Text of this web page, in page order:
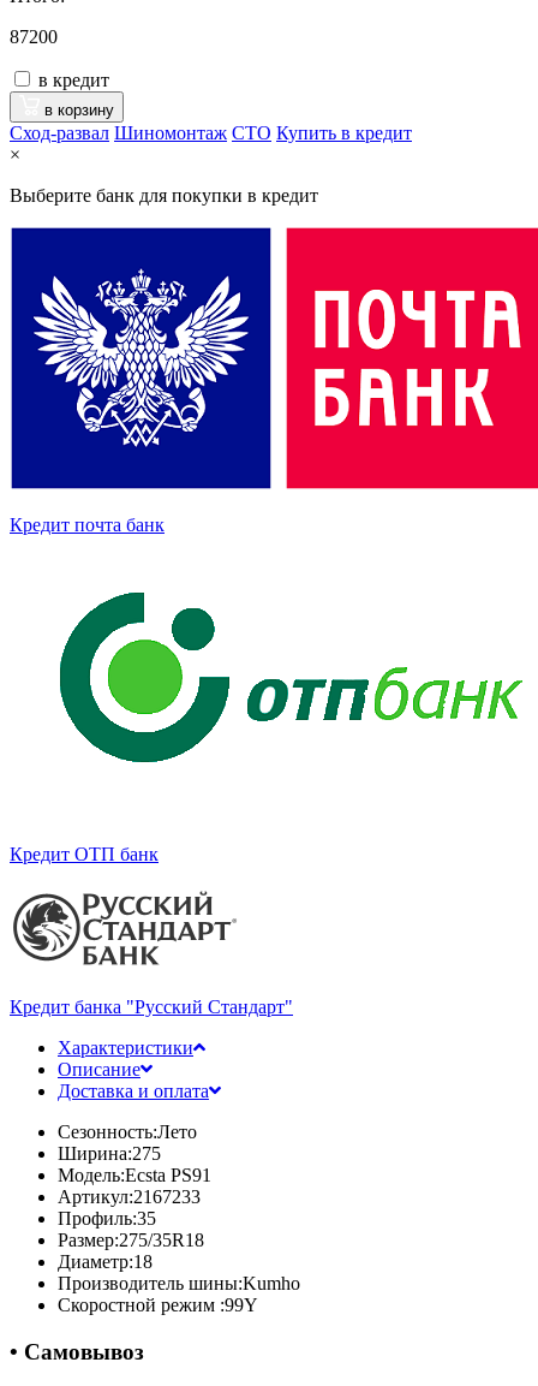
87200
в кредит
в корзину
Сход-развал Шиномонтаж CTO Купить в кредит
×
Выберите банк для покупки в кредит
Кредит почта банк
Кредит ОТП банк
Кредит банка "Русский Стандарт"
Характеристики
Описание
Доставка и оплата
Сезонность:Лето
Ширина:275
Модель:Ecsta PS91
Артикул:2167233
Профиль:35
Размер:275/35R18
Диаметр:18
Производитель шины:Kumho
Скоростной режим :99Y
• Самовывоз